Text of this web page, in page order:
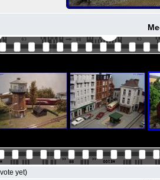
yet)